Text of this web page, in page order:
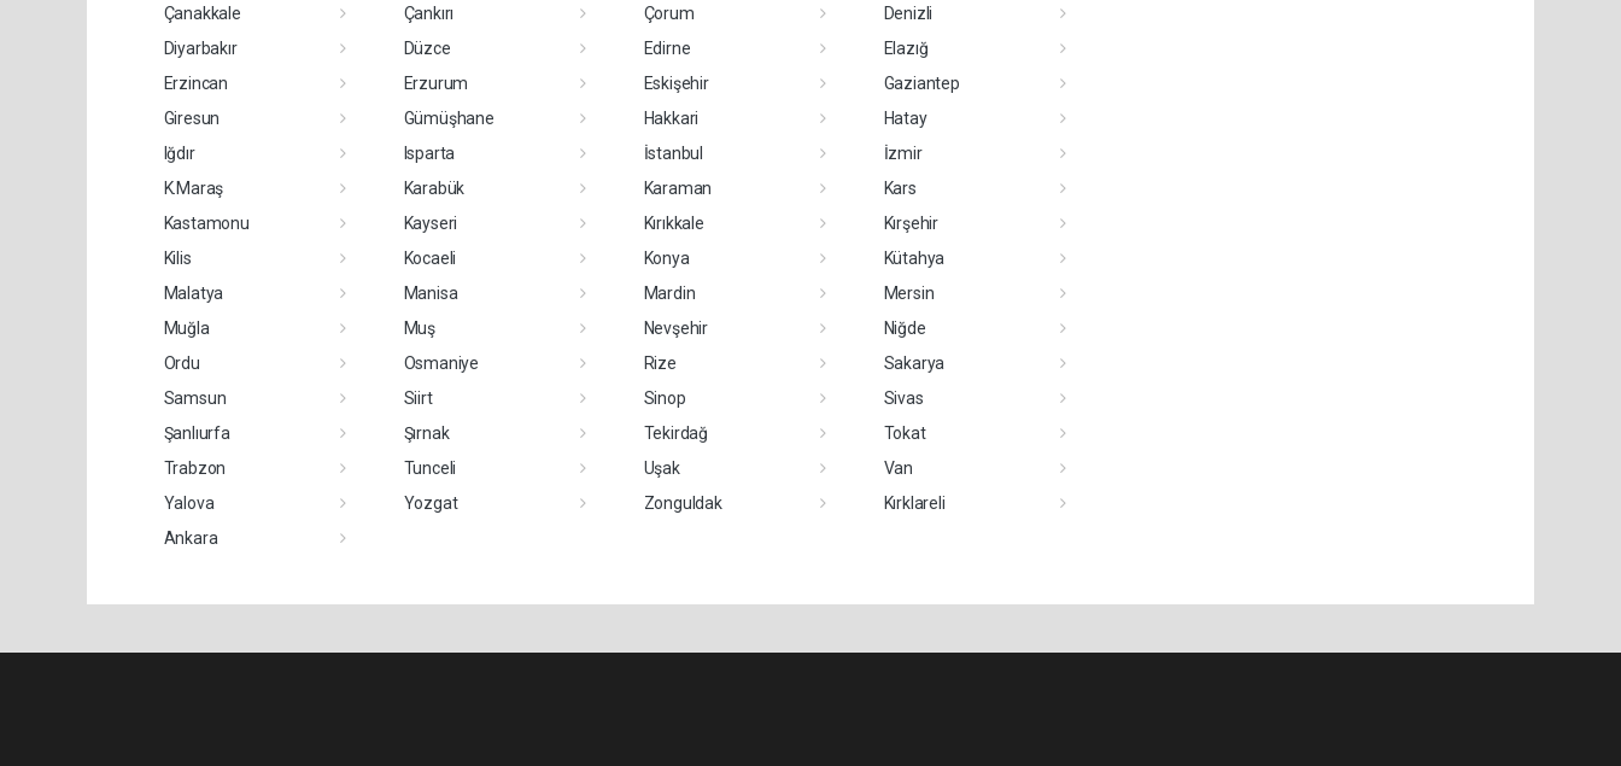
Çanakkale
Çankırı Çorum
Denizli
Diyarbakır
Düzce Edirne
Elazığ
Erzincan
Erzurum Eskişehir
Gaziantep
Giresun
Gümüşhane Hakkari
Hatay
Iğdır
Isparta İstanbul
İzmir
K.Maraş
Karabük Karaman
Kars
Kastamonu
Kayseri Kırıkkale
Kırşehir
Kilis
Kocaeli Konya
Kütahya
Malatya
Manisa Mardin
Mersin
Muğla
Muş Nevşehir
Niğde
Ordu
Osmaniye Rize
Sakarya
Samsun
Siirt Sinop
Sivas
Şanlıurfa
Şırnak Tekirdağ
Tokat
Trabzon
Tunceli Uşak
Van
Yalova
Yozgat Zonguldak
Kırklareli
Ankara